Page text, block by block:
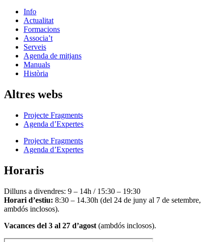
Info
Actualitat
Formacions
Associa’t
Serveis
Agenda de mitjans
Manuals
Història
Altres webs
Projecte Fragments
Agenda d’Expertes
Projecte Fragments
Agenda d’Expertes
Horaris
Dilluns a divendres: 9 – 14h / 15:30 – 19:30
Horari d’estiu: 8:30 – 14.30h (del 24 de juny al 7 de setembre,
ambdós inclosos).
Vacances del 3 al 27 d’agost (ambdós inclosos).